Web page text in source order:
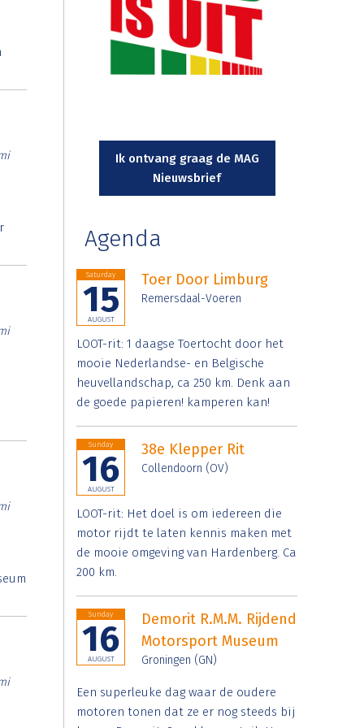
Ik ontvang graag de MAG
Nieuwsbrief
Agenda
Saturday
15
AUGUST
Toer Door Limburg
Remersdaal-Voeren
LOOT-rit: 1 daagse Toertocht door het
mooie Nederlandse- en Belgische
heuvellandschap, ca 250 km. Denk aan
de goede papieren! kamperen kan!
Sunday
16
AUGUST
38e Klepper Rit
Collendoorn (OV)
LOOT-rit: Het doel is om iedereen die
motor rijdt te laten kennis maken met
de mooie omgeving van Hardenberg. Ca
200 km.
Sunday
16
AUGUST
Demorit R.M.M. Rijdend
Motorsport Museum
Groningen (GN)
Een superleuke dag waar de oudere
motoren tonen dat ze er nog steeds bij